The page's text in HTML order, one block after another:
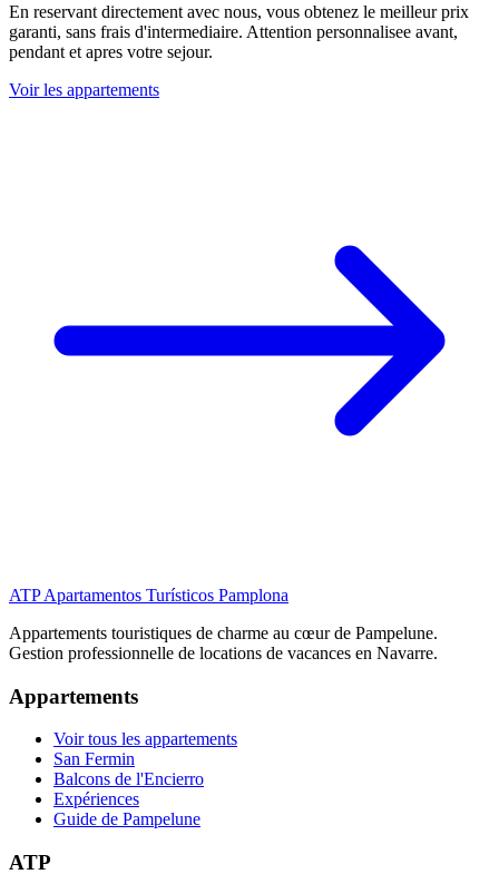
En reservant directement avec nous, vous obtenez le meilleur prix
garanti, sans frais d'intermediaire. Attention personnalisee avant,
pendant et apres votre sejour.
Voir les appartements
ATP Apartamentos Turísticos Pamplona
Appartements touristiques de charme au cœur de Pampelune.
Gestion professionnelle de locations de vacances en Navarre.
Appartements
Voir tous les appartements
San Fermin
Balcons de l'Encierro
Expériences
Guide de Pampelune
ATP